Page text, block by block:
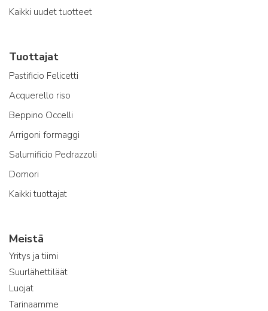
Kaikki uudet tuotteet
Tuottajat
Pastificio Felicetti
Acquerello riso
Beppino Occelli
Arrigoni formaggi
Salumificio Pedrazzoli
Domori
Kaikki tuottajat
Meistä
Yritys ja tiimi
Suurlähettiläät
Luojat
Tarinaamme